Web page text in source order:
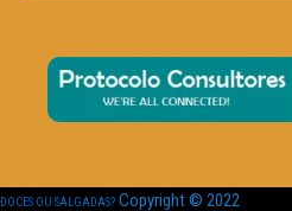
DOCES OU SALGADAS? Copyright © 2022